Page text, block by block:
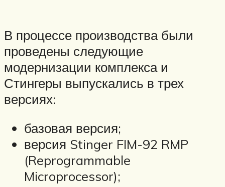
В процессе производства были
проведены следующие
модернизации комплекса и
Стингеры выпускались в трех
версиях:
базовая версия;
версия Stinger FIM-92 RMP
(Reprogrammable
Microprocessor);